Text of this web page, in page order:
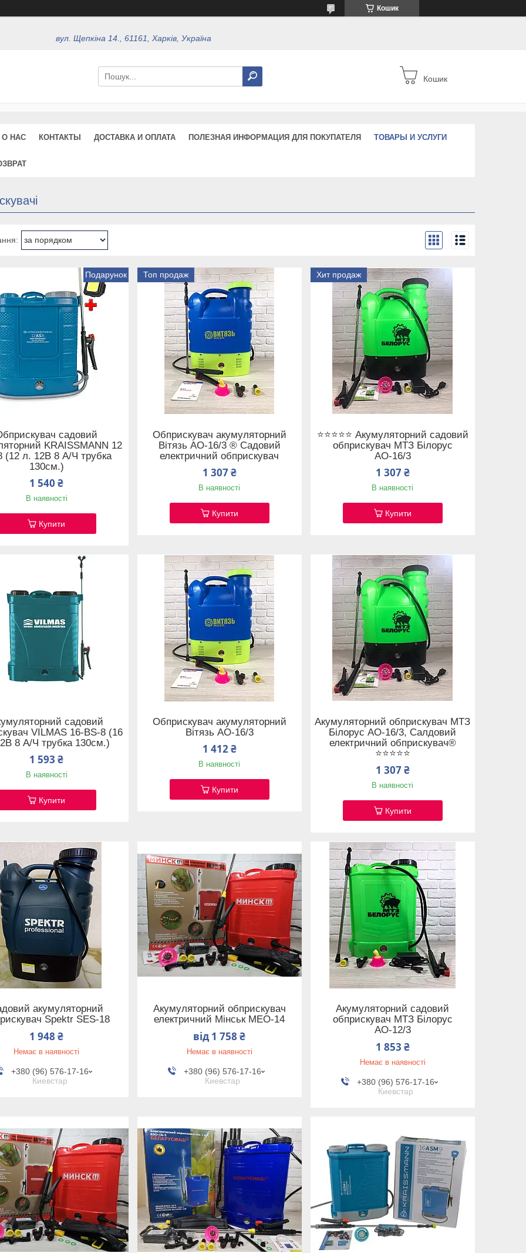
Кошик
вул. Щепкіна 14., 61161, Харків, Україна
Кошик
О НАС КОНТАКТЫ ДОСТАВКА И ОПЛАТА ПОЛЕЗНАЯ ИНФОРМАЦИЯ ДЛЯ ПОКУПАТЕЛЯ ТОВАРЫ И УСЛУГИ
Подарунок
садовий
KRAISSMANN 12
(12 л. 12В 8 А/Ч трубка
130см.)
1 540 ₴
В наявності
Купити
Топ продаж
Обприскувач акумуляторний
Вітязь АО-16/3 ® Садовий
електричний обприскувач
1 307 ₴
В наявності
Купити
Хит продаж
⭐⭐⭐⭐⭐ Акумуляторний садовий
обприскувач МТЗ Білорус
АО-16/3
1 307 ₴
В наявності
Купити
садовий
VILMAS 16-BS-8 (16
8 А/Ч трубка 130см.)
1 593 ₴
В наявності
Купити
Обприскувач акумуляторний
Вітязь АО-16/3
1 412 ₴
В наявності
Купити
Акумуляторний обприскувач МТЗ
Білорус АО-16/3, Салдовий
електричний обприскувач®
⭐⭐⭐⭐⭐
1 307 ₴
В наявності
Купити
акумуляторний
Spektr SES-18
1 948 ₴
Немає в наявності
+380 (96) 576-17-16
Киевстар
Акумуляторний обприскувач
електричний Мінськ МЕО-14
від 1 758 ₴
Немає в наявності
+380 (96) 576-17-16
Киевстар
Акумуляторний садовий
обприскувач МТЗ Білорус
АО-12/3
1 853 ₴
Немає в наявності
+380 (96) 576-17-16
Киевстар